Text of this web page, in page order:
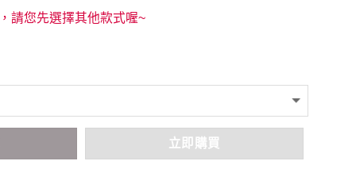
請您先選擇其他款式喔~
立即購買